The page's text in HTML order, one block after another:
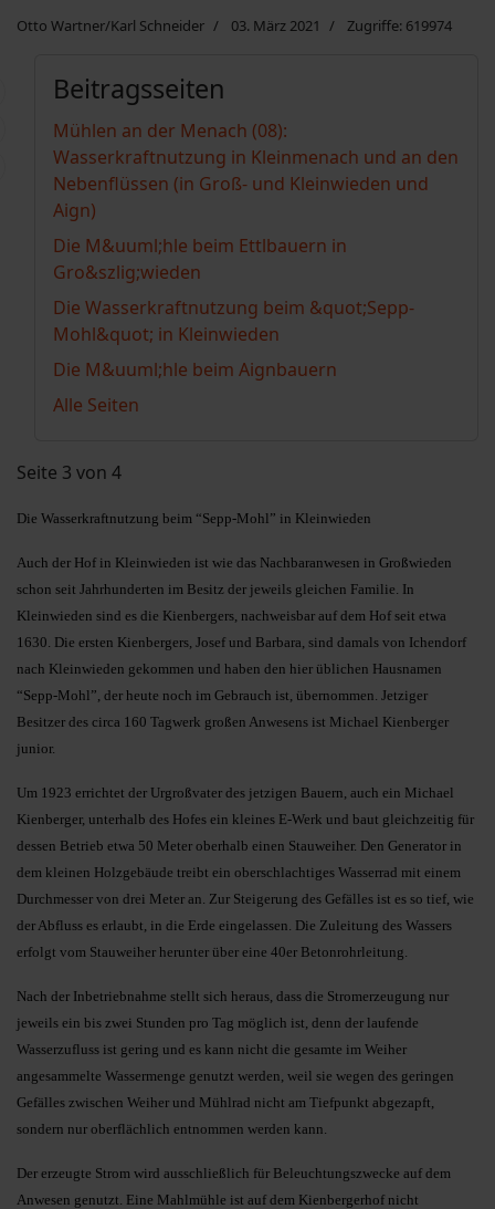
Otto Wartner/Karl Schneider 03. März 2021 Zugriffe: 619974
Beitragsseiten
Mühlen an der Menach (08):
Wasserkraftnutzung in Kleinmenach und an den
Nebenflüssen (in Groß- und Kleinwieden und
Aign)
Die M&uuml;hle beim Ettlbauern in
Gro&szlig;wieden
Die Wasserkraftnutzung beim &quot;Sepp-
Mohl&quot; in Kleinwieden
Die M&uuml;hle beim Aignbauern
Alle Seiten
Seite 3 von 4
Die Wasserkraftnutzung beim “Sepp-Mohl” in Kleinwieden
Auch der Hof in Kleinwieden ist wie das Nachbaranwesen in Großwieden
schon seit Jahrhunderten im Besitz der jeweils gleichen Familie. In
Kleinwieden sind es die Kienbergers, nachweisbar auf dem Hof seit etwa
1630. Die ersten Kienbergers, Josef und Barbara, sind damals von Ichendorf
nach Kleinwieden gekommen und haben den hier üblichen Hausnamen
“Sepp-Mohl”, der heute noch im Gebrauch ist, übernommen. Jetziger
Besitzer des circa 160 Tagwerk großen Anwesens ist Michael Kienberger
junior.
Um 1923 errichtet der Urgroßvater des jetzigen Bauern, auch ein Michael
Kienberger, unterhalb des Hofes ein kleines E-Werk und baut gleichzeitig für
dessen Betrieb etwa 50 Meter oberhalb einen Stauweiher. Den Generator in
dem kleinen Holzgebäude treibt ein oberschlachtiges Wasserrad mit einem
Durchmesser von drei Meter an. Zur Steigerung des Gefälles ist es so tief, wie
der Abfluss es erlaubt, in die Erde eingelassen. Die Zuleitung des Wassers
erfolgt vom Stauweiher herunter über eine 40er Betonrohrleitung.
Nach der Inbetriebnahme stellt sich heraus, dass die Stromerzeugung nur
jeweils ein bis zwei Stunden pro Tag möglich ist, denn der laufende
Wasserzufluss ist gering und es kann nicht die gesamte im Weiher
angesammelte Wassermenge genutzt werden, weil sie wegen des geringen
Gefälles zwischen Weiher und Mühlrad nicht am Tiefpunkt abgezapft,
sondern nur oberflächlich entnommen werden kann.
Der erzeugte Strom wird ausschließlich für Beleuchtungszwecke auf dem
Anwesen genutzt. Eine Mahlmühle ist auf dem Kienbergerhof nicht